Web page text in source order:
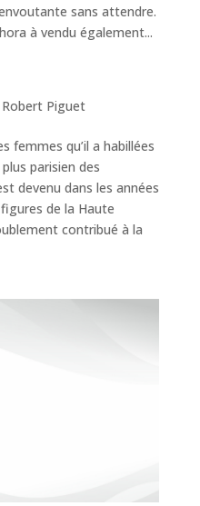
sans attendre.
à vendu également...
Robert Piguet
femmes qu’il a habillées
parisien des
devenu dans les années
de la Haute
contribué à la